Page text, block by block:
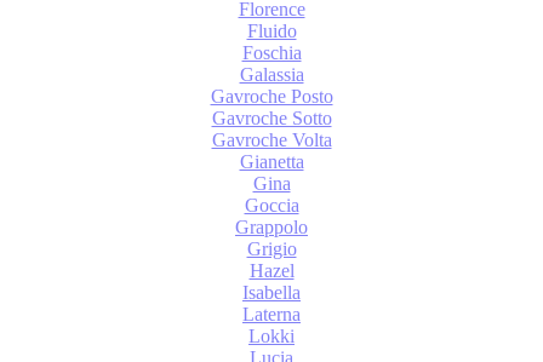
Florence
Fluido
Foschia
Galassia
Gavroche Posto
Gavroche Sotto
Gavroche Volta
Gianetta
Gina
Goccia
Grappolo
Grigio
Hazel
Isabella
Laterna
Lokki
Lucia